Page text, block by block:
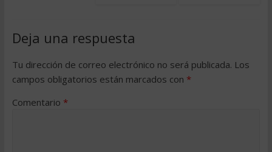
Deja una respuesta
Tu dirección de correo electrónico no será publicada. Los
campos obligatorios están marcados con *
Comentario *